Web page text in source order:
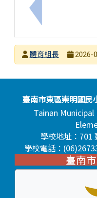
上一筆：日本腦炎
發布者
體育組長
2026-
頁尾區域內容
臺南市東區崇明國民
Tainan
學校地址：701
學校電話：
臺南